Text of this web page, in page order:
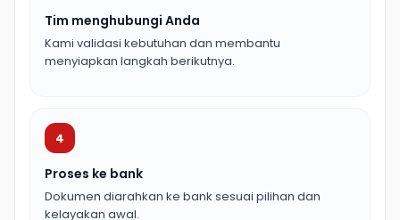
Tim menghubungi Anda
Kami validasi kebutuhan dan membantu
menyiapkan langkah berikutnya.
4
Proses ke bank
Dokumen diarahkan ke bank sesuai pilihan dan
kelayakan awal.